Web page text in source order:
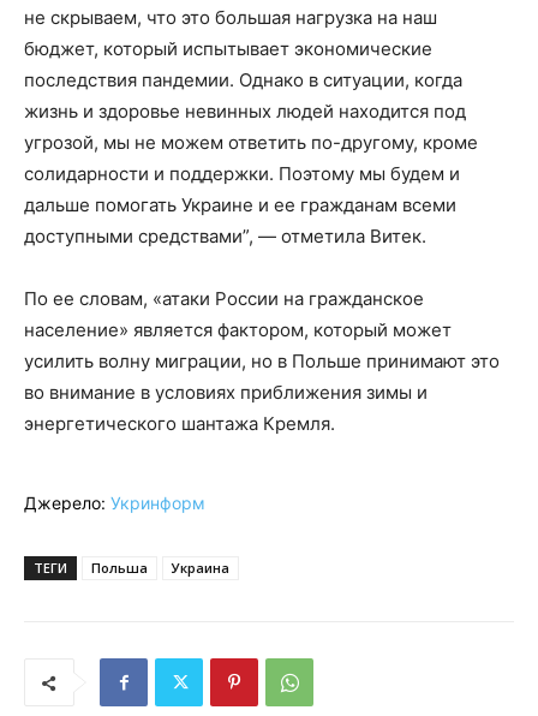
не скрываем, что это большая нагрузка на наш
бюджет, который испытывает экономические
последствия пандемии. Однако в ситуации, когда
жизнь и здоровье невинных людей находится под
угрозой, мы не можем ответить по-другому, кроме
солидарности и поддержки. Поэтому мы будем и
дальше помогать Украине и ее гражданам всеми
доступными средствами”, — отметила Витек.
По ее словам, «атаки России на гражданское
население» является фактором, который может
усилить волну миграции, но в Польше принимают это
во внимание в условиях приближения зимы и
энергетического шантажа Кремля.
Джерело: Укринформ
ТЕГИ Польша Украина